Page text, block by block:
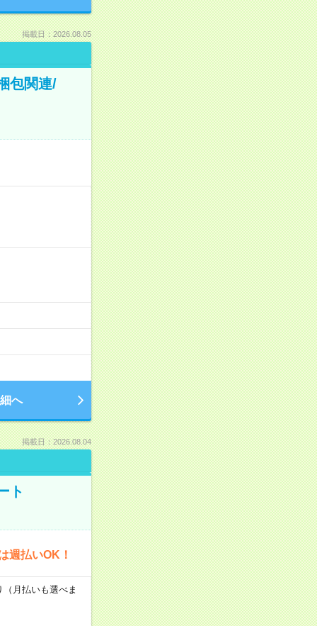
掲載日：2026.08.05
包関連/
へ
掲載日：2026.08.04
ト
週払いOK！
月払いも選べま